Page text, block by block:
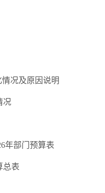
况及原因说明
况
年部门预算表
总表